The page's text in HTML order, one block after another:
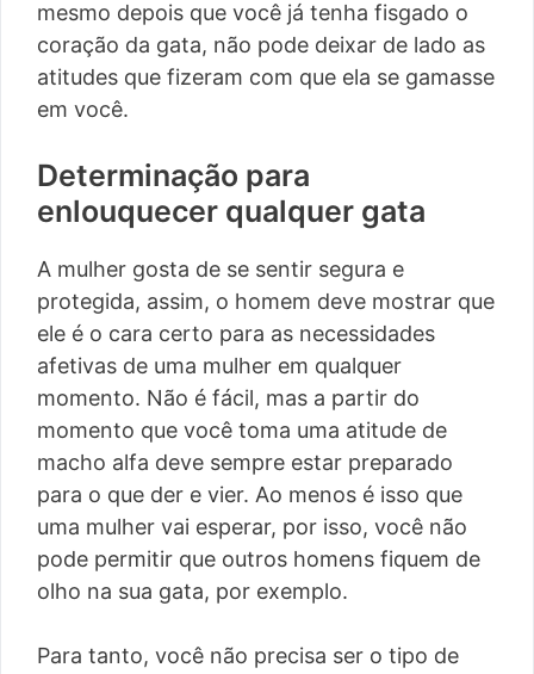
mesmo depois que você já tenha fisgado o
coração da gata, não pode deixar de lado as
atitudes que fizeram com que ela se gamasse
em você.
Determinação para
enlouquecer qualquer gata
A mulher gosta de se sentir segura e
protegida, assim, o homem deve mostrar que
ele é o cara certo para as necessidades
afetivas de uma mulher em qualquer
momento. Não é fácil, mas a partir do
momento que você toma uma atitude de
macho alfa deve sempre estar preparado
para o que der e vier. Ao menos é isso que
uma mulher vai esperar, por isso, você não
pode permitir que outros homens fiquem de
olho na sua gata, por exemplo.
Para tanto, você não precisa ser o tipo de